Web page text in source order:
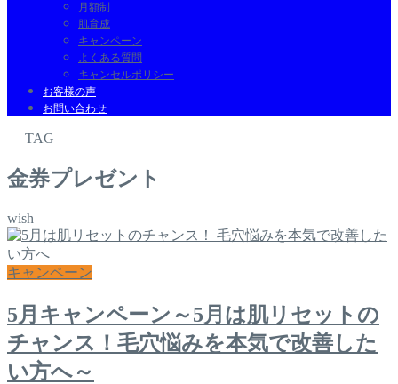
月額制
肌育成
キャンペーン
よくある質問
キャンセルポリシー
お客様の声
お問い合わせ
― TAG ―
金券プレゼント
wish
キャンペーン
5月キャンペーン～5月は肌リセットの
チャンス！毛穴悩みを本気で改善した
い方へ～